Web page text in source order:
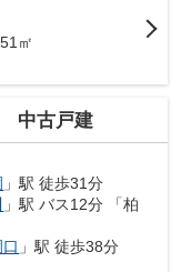
㎡
中古戸建
」駅 徒歩31分
」駅 バス12分 「柏
」駅 徒歩38分